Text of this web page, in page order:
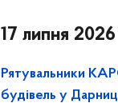
17 липня
Рятувальники
будівель у